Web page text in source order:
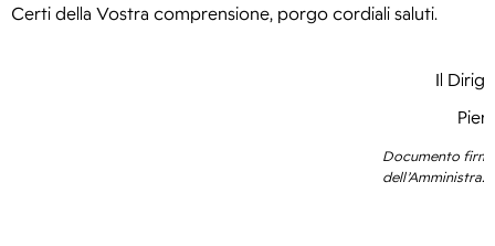
Certi della Vostra comprensione, porgo cordiali saluti.
Il
Documento